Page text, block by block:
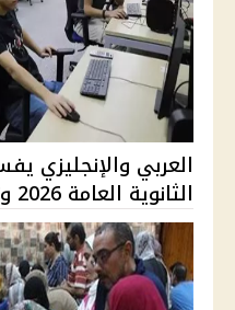
العربي والإنجليزي
الثانوية العامة 2026 وتأثيرهما ع...